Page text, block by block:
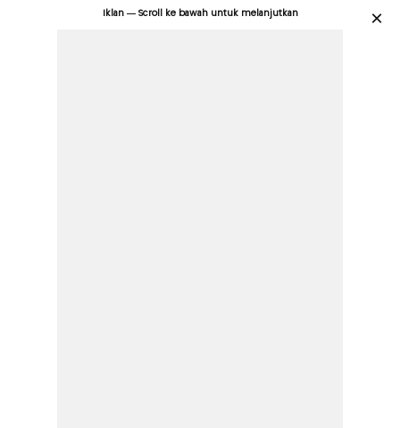
Iklan — Scroll ke bawah untuk melanjutkan ×